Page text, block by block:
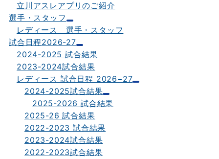
立川アスレアプリのご紹介
選手・スタッフ
レディース 選手・スタッフ
試合日程2026-27
2024-2025 試合結果
2023-2024試合結果
レディース 試合日程 2026−27
2024-2025試合結果
2025-2026 試合結果
2025-26 試合結果
2022-2023 試合結果
2023-2024試合結果
2022-2023試合結果